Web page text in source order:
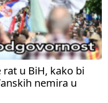
u BiH, kako bi
nemira u